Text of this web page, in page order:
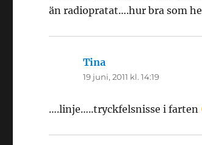
än radiopratat….hur bra som
Tina
19 juni, 2011 kl. 14:19
….linje…..tryckfelsnisse i farten